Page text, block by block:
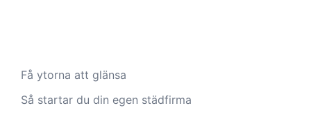
Få ytorna att glänsa
Så startar du din egen städfirma